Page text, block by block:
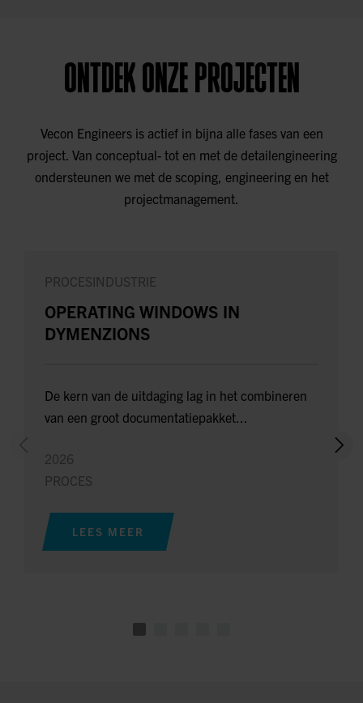
ONTDEK ONZE PROJECTEN
Vecon Engineers is actief in bijna alle fases van een
project. Van conceptual- tot en met de detailengineering
ondersteunen we met de scoping, engineering en het
projectmanagement.
PROCESINDUSTRIE
OPERATING WINDOWS IN
DYMENZIONS
De kern van de uitdaging lag in het combineren
van een groot documentatiepakket...
2026
PROCES
LEES MEER